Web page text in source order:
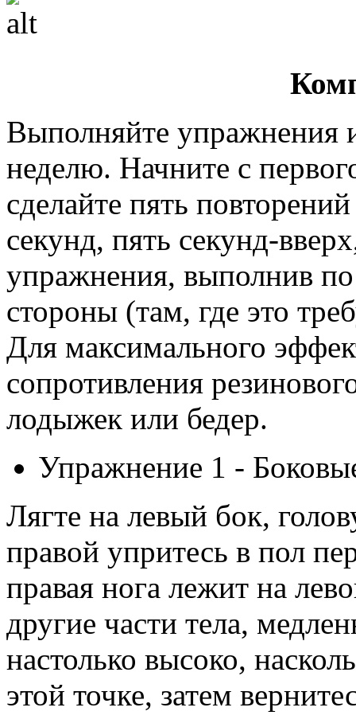
Выполняйте упражнения
неделю. Начните с
сделайте пять
секунд, пять секунд-
упражнения, выполнив
стороны (там, где это
Для максимального
сопротивления
лодыжек или бедер.
Упражнение 1 -
Лягте на левый бок,
правой упритесь в пол
правая нога лежит на
другие части тела,
настолько высоко,
этой точке, затем